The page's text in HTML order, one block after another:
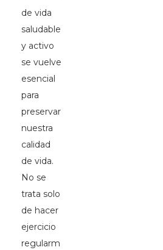
de vida
saludable
y activo
se vuelve
esencial
para
preservar
nuestra
calidad
de vida.
No se
trata solo
de hacer
ejercicio
regularm